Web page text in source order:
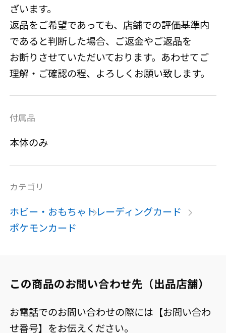
ざいます。
返品をご希望であっても、店舗での評価基準内
であると判断した場合、ご返金やご返品を
お断りさせていただいております。あわせてご
理解・ご確認の程、よろしくお願い致します。
付属品
本体のみ
カテゴリ
ホビー・おもちゃ トレーディングカード
ポケモンカード
この商品のお問い合わせ先（出品店舗）
お電話でのお問い合わせの際には【お問い合わ
せ番号】をお伝えください。